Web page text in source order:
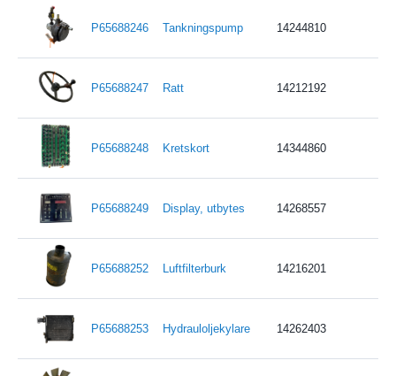
P65688246 Tankningspump 14244810
P65688247 Ratt 14212192
P65688248 Kretskort 14344860
P65688249 Display, utbytes 14268557
P65688252 Luftfilterburk 14216201
P65688253 Hydrauloljekylare 14262403